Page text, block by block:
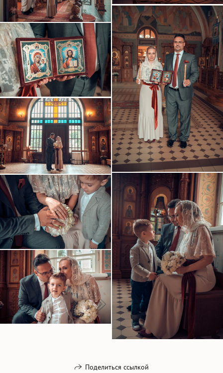
Поделиться ссылкой